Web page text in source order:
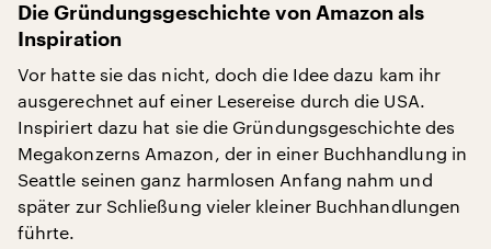
Die Gründungsgeschichte von Amazon als
Inspiration
Vor hatte sie das nicht, doch die Idee dazu kam ihr
ausgerechnet auf einer Lesereise durch die USA.
Inspiriert dazu hat sie die Gründungsgeschichte des
Megakonzerns Amazon, der in einer Buchhandlung in
Seattle seinen ganz harmlosen Anfang nahm und
später zur Schließung vieler kleiner Buchhandlungen
führte.